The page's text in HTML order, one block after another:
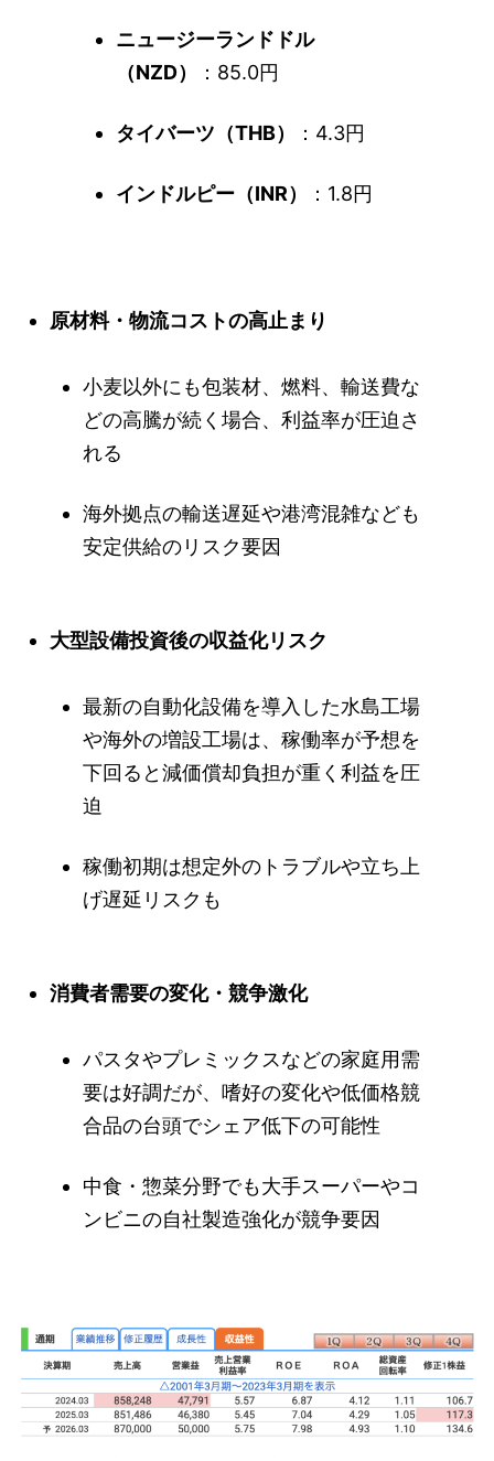
ニュージーランドドル
（NZD）
：85.0円
タイバーツ（THB） ：4.3円
インドルピー（INR） ：1.8円
原材料・物流コストの高止まり
小麦以外にも包装材、燃料、輸送費な
どの高騰が続く場合、利益率が圧迫さ
れる
海外拠点の輸送遅延や港湾混雑なども
安定供給のリスク要因
大型設備投資後の収益化リスク
最新の自動化設備を導入した水島工場
や海外の増設工場は、稼働率が予想を
下回ると減価償却負担が重く利益を圧
迫
稼働初期は想定外のトラブルや立ち上
げ遅延リスクも
消費者需要の変化・競争激化
パスタやプレミックスなどの家庭用需
要は好調だが、嗜好の変化や低価格競
合品の台頭でシェア低下の可能性
中食・惣菜分野でも大手スーパーやコ
ンビニの自社製造強化が競争要因